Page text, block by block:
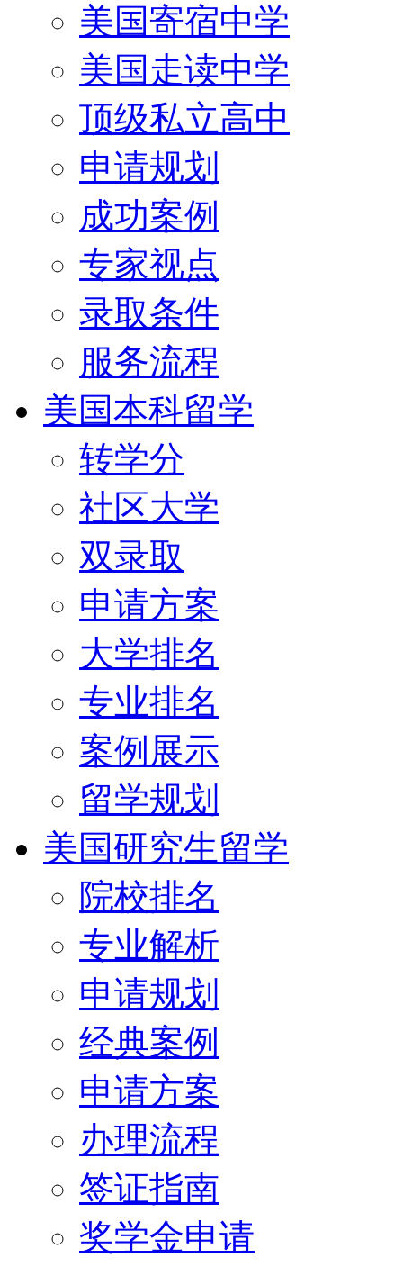
美国寄宿中学
美国走读中学
顶级私立高中
申请规划
成功案例
专家视点
录取条件
服务流程
美国本科留学
转学分
社区大学
双录取
申请方案
大学排名
专业排名
案例展示
留学规划
美国研究生留学
院校排名
专业解析
申请规划
经典案例
申请方案
办理流程
签证指南
奖学金申请